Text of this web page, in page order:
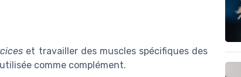
et travailler des muscles spécifiques des
comme complément.